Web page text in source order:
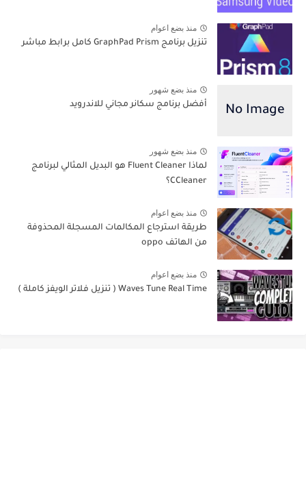
منذ بضع اعوام
تنزيل برنامج GraphPad Prism كامل برابط مباشر
منذ بضع شهور
أفضل برنامج سكانر مجاني للاندرويد
منذ بضع شهور
لماذا Fluent Cleaner هو البديل المثالي لبرنامج
CCleaner؟
منذ بضع اعوام
طريقة استرجاع المكالمات المسجلة المحذوفة
من الهاتف oppo
منذ بضع اعوام
Waves Tune Real Time ( تنزيل فلاتر الويفز كاملة )